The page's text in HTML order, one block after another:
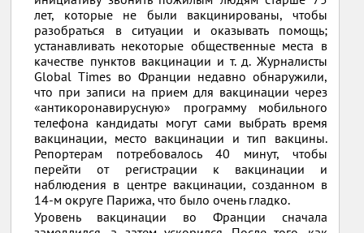
лет, которые не были вакцинированы, чтобы
разобраться в ситуации и оказывать помощь;
устанавливать некоторые общественные места в
качестве пунктов вакцинации и т. д. Журналисты
Global Times во Франции недавно обнаружили,
что при записи на прием для вакцинации через
«антикоронавирусную» программу мобильного
телефона кандидаты могут сами выбрать время
вакцинации, место вакцинации и тип вакцины.
Репортерам потребовалось 40 минут, чтобы
перейти от регистрации к вакцинации и
наблюдения в центре вакцинации, созданном в
14-м округе Парижа, что было очень гладко.
Уровень вакцинации во Франции сначала